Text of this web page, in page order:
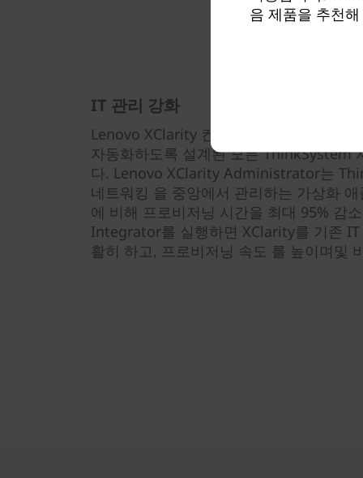
IT 관리 강화
Lenovo XClarity 컨트롤러는 기본 서버
자동화하도록 설계된 모든 ThinkSystem
다. Lenovo XClarity Administrator는
네트워킹 을 중앙에서 관리하는 가상화
에 비해 프로비저닝 시간을 최대 95% 감
Integrator를 실행하면 XClarity를 기존
활히 하고, 프로비저닝 속도 를 높이며및
음 제품을 추천